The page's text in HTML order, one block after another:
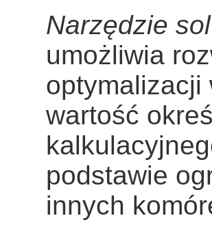
Narzędzie
umożliwia
optymalizacji
wartość
podstawie
innych